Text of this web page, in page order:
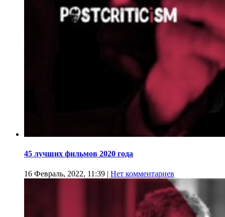
45 лучших фильмов 2020 года
16 Февраль, 2022, 11:39 | Нет комментариев